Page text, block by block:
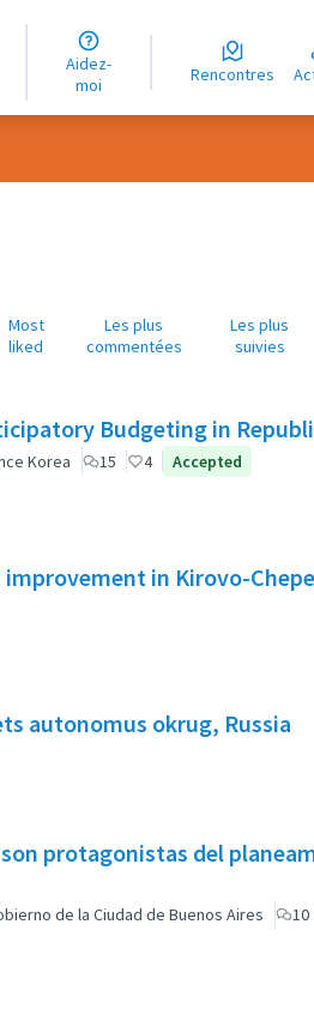
langue
idioma
Aidez-
moi
Rencontres
Most
liked
Les plus
commentées
Les plus
suivies
Budgeting in
Korea 15 4 Accepted
in Kirovo-
autonomus okrug, Russia
protagonistas del
de la Ciudad de Buenos Aires 10